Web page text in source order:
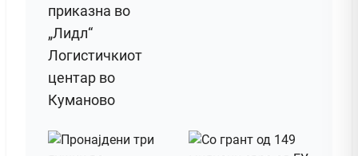
приказна во
„Лидл“
Логистичкиот
центар во
Куманово